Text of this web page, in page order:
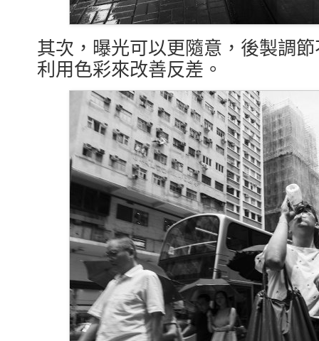
其次，曝光可以更隨意，後製調
利用色彩來改善反差。